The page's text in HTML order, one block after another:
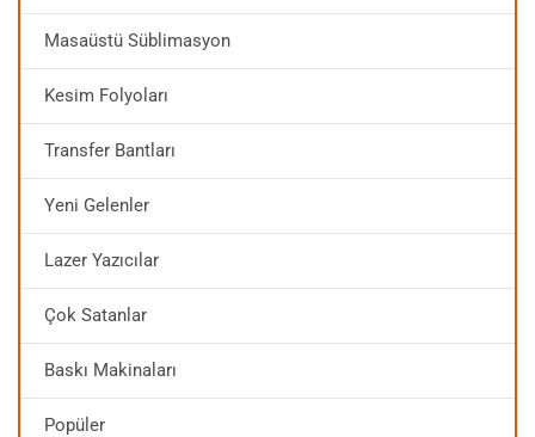
Masaüstü Süblimasyon
Kesim Folyoları
Transfer Bantları
Yeni Gelenler
Lazer Yazıcılar
Çok Satanlar
Baskı Makinaları
Popüler